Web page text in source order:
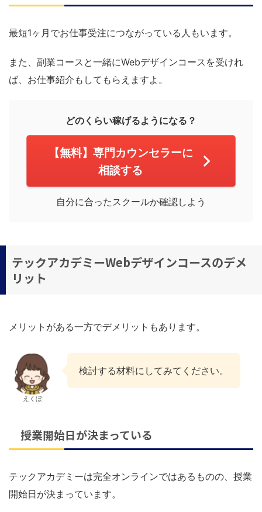
最短1ヶ月でお仕事受注につながっている人もいます。
また、副業コースと一緒にWebデザインコースを受けれ
ば、お仕事紹介もしてもらえますよ。
どのくらい稼げるようになる？
【無料】専門カウンセラーに
相談する
自分に合ったスクールか確認しよう
テックアカデミーWebデザインコースのデメ
リット
メリットがある一方でデメリットもあります。
えくぼ
検討する材料にしてみてください。
授業開始日が決まっている
テックアカデミーは完全オンラインではあるものの、授業
開始日が決まっています。